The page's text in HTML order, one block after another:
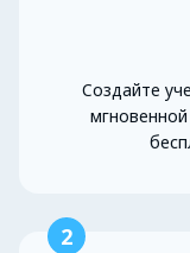
Создайте
2